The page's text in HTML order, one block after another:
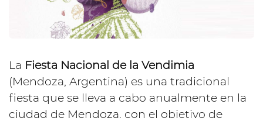
La Fiesta Nacional de la Vendimia
(Mendoza, Argentina) es una tradicional
fiesta que se lleva a cabo anualmente en la
ciudad de Mendoza, con el objetivo de